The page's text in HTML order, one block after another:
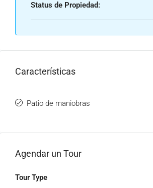
Status de Propiedad:
Características
Patio de maniobras
Agendar un Tour
Tour Type